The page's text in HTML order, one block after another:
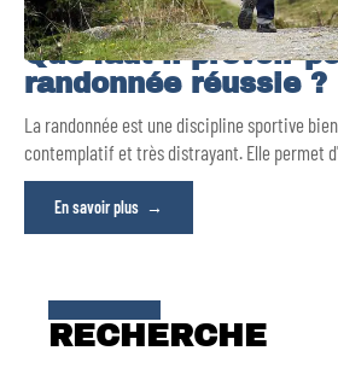
Que faut-il prévoir
randonnée réussie ?
La randonnée est une discipline sportive
contemplatif et très distrayant. Elle permet
En savoir plus
RECHERCHE